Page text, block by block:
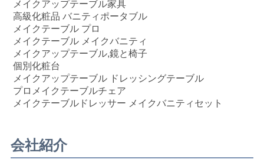
メイクアップのバディエス
メイクアップのプロのテーブル
メイクアップテーブル ポータブル
メイクアップ セット
メイクアップのメソッド
メイクアップのバード
LEDライトの メイクアップ鏡を装着する
メイクアップのメソッド
メイクアップ用テーブルモバイル
メイクアップテーブル
メイクアップテーブルセット